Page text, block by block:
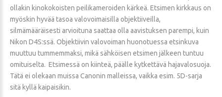
ollakin kinokokoisten peilikameroiden kärkeä. Etsimen kirkkaus on
myöskin hyvää tasoa valovoimaisilla objektiiveilla,
silmämääräisesti arvioituna saattaa olla aavistuksen parempi, kuin
Nikon D4S:ssä. Objektiivin valovoiman huonotuessa etsinkuva
muuttuu tummemmaksi, mikä sähköisen etsimen jälkeen tuntuu
omituiselta. Etsimessä on kiinteä, päälle kytkettävä hajavalosuoja.
Tätä ei olekaan muissa Canonin malleissa, vaikka esim. 5D-sarja
sitä kyllä kaipaisikin.